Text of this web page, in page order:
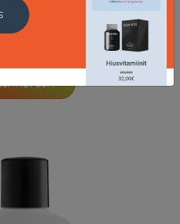
1000 ml Goldwell Shampoo